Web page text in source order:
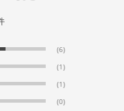
(6)
(1)
(1)
(0)